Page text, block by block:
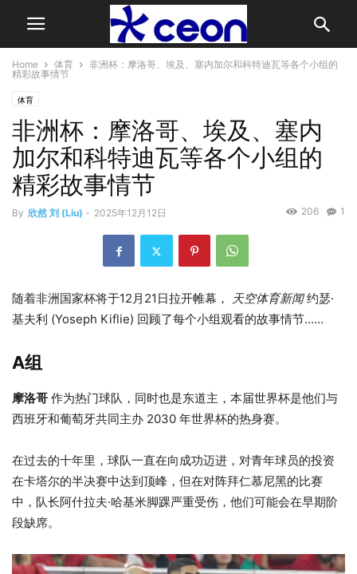
Home 体育
非洲杯：摩洛哥、埃及、塞内加尔和科特迪瓦等各个小组的
精彩故事情节
体育
非洲杯：摩洛哥、埃及、塞内
加尔和科特迪瓦等各个小组的
精彩故事情节
By 欣然 刘 (Liu) - 2025年12月12日 1
206
随着非洲国家杯将于12月21日拉开帷幕， 天空体育新闻约瑟·
基夫利 (Yoseph Kiflie) 回顾了每个小组观看的故事情节……
A组
摩洛哥 作为热门球队，同时也是东道主，本届世界杯是他们与
西班牙和葡萄牙共同主办 2030 年世界杯的热身赛。
在过去的十年里，球队一直在向成功迈进，对青年球员的投资
在卡塔尔的半决赛中达到顶峰，但在对阵拜仁慕尼黑的比赛
中，队长阿什拉夫·哈基米脚踝严重受伤，他们可能会在早期阶
段缺席。